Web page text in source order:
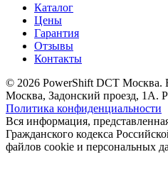
Каталог
Цены
Гарантия
Отзывы
Контакты
© 2026 PowerShift DCT Москва.
Москва, Задонский проезд, 1А.
Политика конфиденциальности
Вся информация,
Гражданского кодекса
файлов cookie и персональных